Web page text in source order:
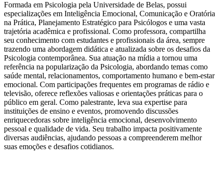
Formada em Psicologia pela Universidade de Belas, possui
especializações em Inteligência Emocional, Comunicação e Oratória
na Prática, Planejamento Estratégico para Psicólogos e uma vasta
trajetória acadêmica e profissional. Como professora, compartilha
seu conhecimento com estudantes e profissionais da área, sempre
trazendo uma abordagem didática e atualizada sobre os desafios da
Psicologia contemporânea. Sua atuação na mídia a tornou uma
referência na popularização da Psicologia, abordando temas como
saúde mental, relacionamentos, comportamento humano e bem-estar
emocional. Com participações frequentes em programas de rádio e
televisão, oferece reflexões valiosas e orientações práticas para o
público em geral. Como palestrante, leva sua expertise para
instituições de ensino e eventos, promovendo discussões
enriquecedoras sobre inteligência emocional, desenvolvimento
pessoal e qualidade de vida. Seu trabalho impacta positivamente
diversas audiências, ajudando pessoas a compreenderem melhor
suas emoções e desafios cotidianos.